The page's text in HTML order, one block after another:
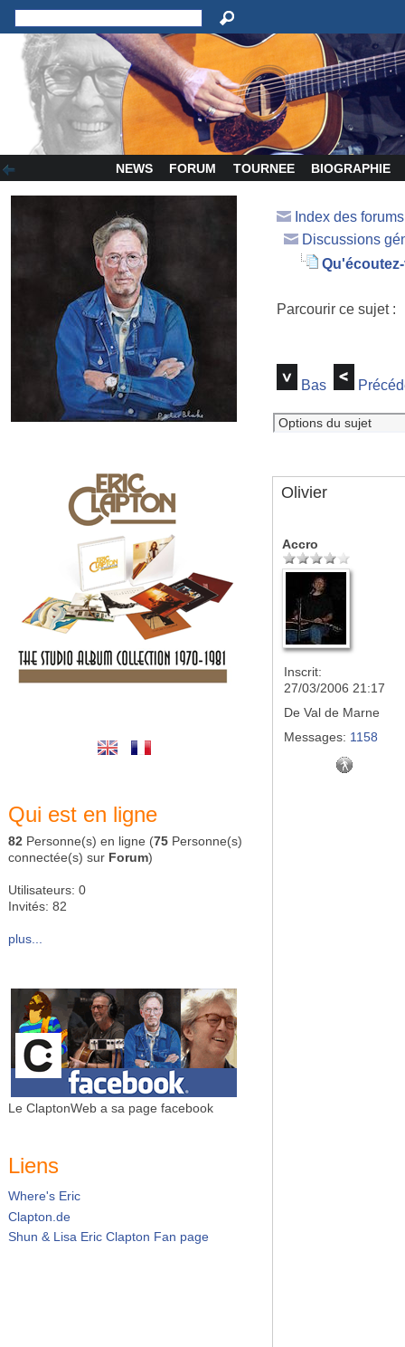
NEWS FORUM TOURNEE BIOGRAPHIE
Qui est en ligne
82 Personne(s) en ligne (75 Personne(s)
connectée(s) sur Forum)
Utilisateurs: 0
Invités: 82
plus...
Le ClaptonWeb a sa page facebook
Liens
Where's Eric
Clapton.de
Shun & Lisa Eric Clapton Fan page
Index des
Discussions
Parcourir ce sujet
Bas
Olivier
Accro
Inscrit:
27/03/2006 21:17
De Val de Marne
Messages: 1158